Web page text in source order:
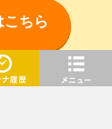
ちら